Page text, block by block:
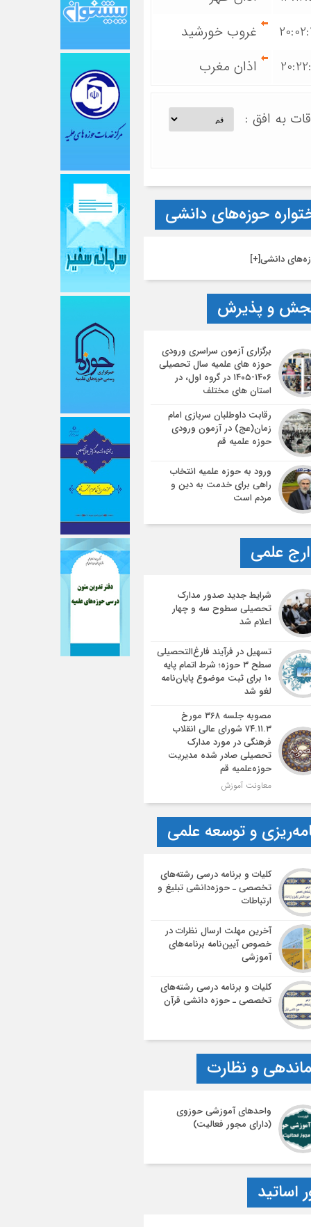
غروب خورشید
اذان مغرب
به افق :
حوزه‌های دانشی
دانشی[+]
و پذیرش
برگزاری آزمون سراسری ورودی
حوزه های علمیه سال تحصیلی
۱۴۰۶-۱۴۰۵ در گروه اول، در
استان های مختلف
رقابت داوطلبان سربازی امام
زمان(عج) در آزمون ورودی
حوزه علمیه قم
ورود به حوزه علمیه انتخاب
راهی برای خدمت به دین و
مردم است
علمی
شرایط جدید صدور مدارک
تحصیلی سطوح سه و چهار
اعلام شد
تسهیل در فرآیند فارغ‌التحصیلی
سطح ۳ حوزه؛ شرط اتمام پایه
۱۰ برای ثبت موضوع پایان‌نامه
لغو شد
مصوبه جلسه ۳۶۸ مورخ
۷۴.۱۱.۳ شورای عالی انقلاب
فرهنگی در مورد مدارک
تحصیلی صادر شده مدیریت
حوزه‌علمیه قم
معاونت آموزش
و توسعه علمی
کلیات و برنامه درسی رشته‌های
تخصصی ـ حوزه‌دانشی تبلیغ و
ارتباطات
آخرین مهلت ارسال نظرات در
خصوص آیین‌نامه‌ برنامه‌های
آموزشی
کلیات و برنامه درسی رشته‌های
تخصصی ـ حوزه دانشی قرآن
و نظارت
واحدهای آموزشی حوزوی
(دارای مجور فعالیت)
اساتید